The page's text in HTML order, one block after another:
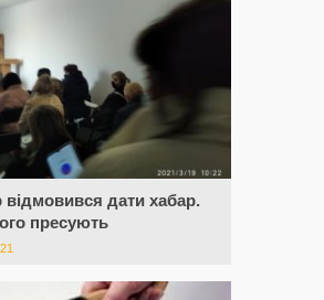
дати хабар.
пресують